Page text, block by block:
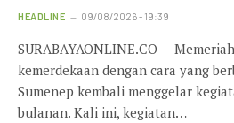
HEADLINE 09/08/2026 - 19:39
SURABAYAONLINE.CO —
kemerdekaan dengan cara yang
Sumenep kembali menggelar
bulanan. Kali ini, kegiatan…